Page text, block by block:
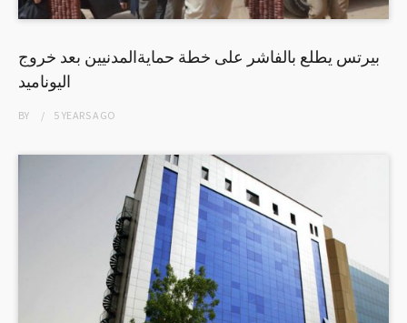
بيرتس يطلع بالفاشر على خطة حمايةالمدنيين بعد خروج
اليوناميد
BY 5 YEARSAGO